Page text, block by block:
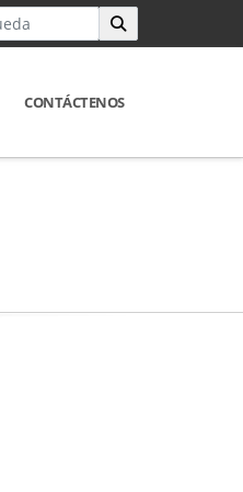
CONTÁCTENOS